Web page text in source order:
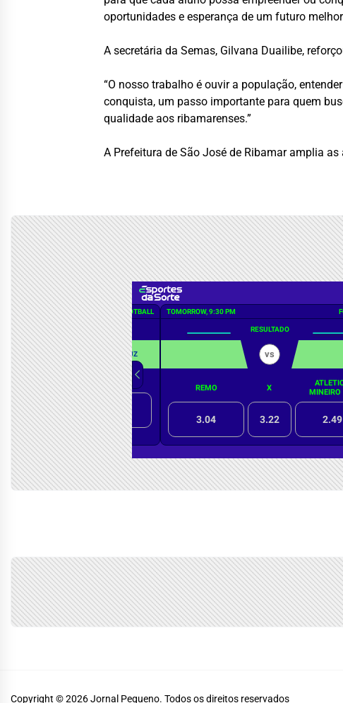
oportunidades e esperança de um futuro
A secretária da Semas, Gilvana Duailibe,
“O nosso trabalho é ouvir a população,
conquista, um passo importante para quem
qualidade aos ribamarenses.”
A Prefeitura de São José de Ribamar amplia
Copyright © 2026Jornal Pequeno. Todos os direitos reservados